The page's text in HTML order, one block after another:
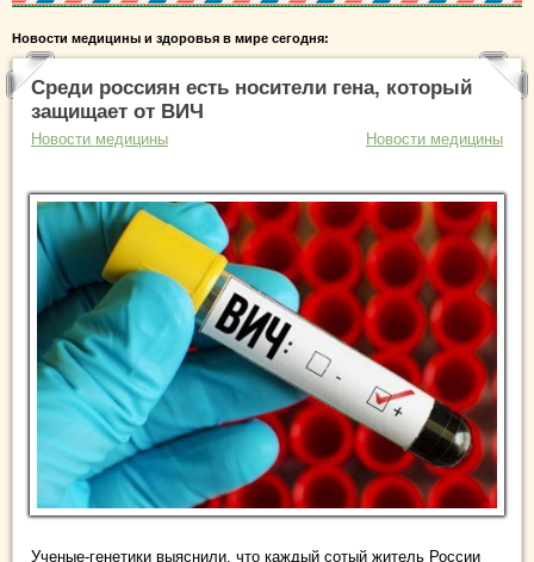
Новости медицины и здоровья в мире сегодня:
Среди россиян есть носители гена, который
защищает от ВИЧ
Новости медицины Новости медицины
Ученые-генетики выяснили, что каждый сотый житель России